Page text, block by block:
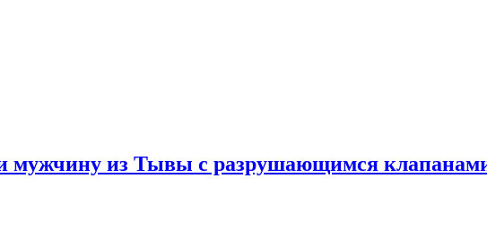
мужчину из Тывы с разрушающимся